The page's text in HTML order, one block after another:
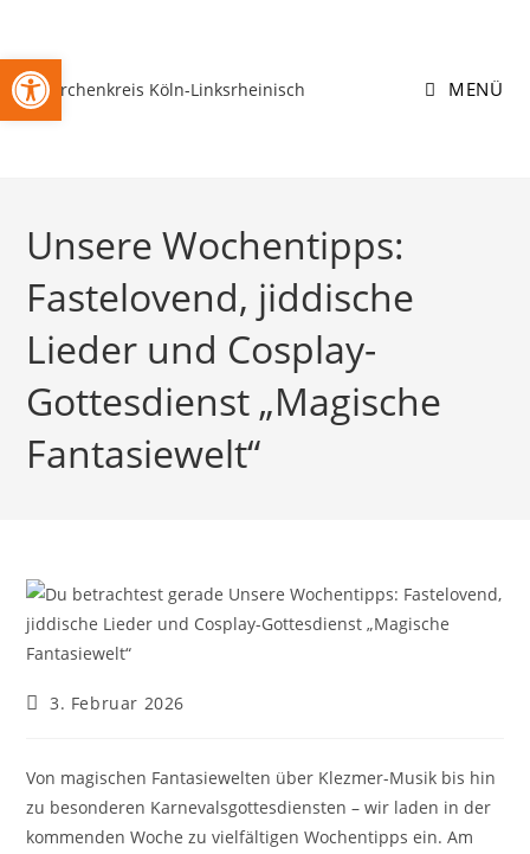
springen
MENÜ
Unsere Wochentipps:
Fastelovend, jiddische
Lieder und Cosplay-
Gottesdienst „Magische
Fantasiewelt“
Beitrag
3. Februar 2026
Von magischen Fantasiewelten über Klezmer-Musik bis hin
zu besonderen Karnevalsgottesdiensten – wir laden in der
kommenden Woche zu vielfältigen Wochentipps ein. Am
Open toolbar